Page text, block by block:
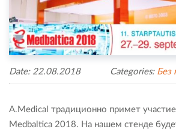
Date: 22.08.2018 Categories: Без
A.Medical традиционно примет
Medbaltica 2018. На нашем стенде